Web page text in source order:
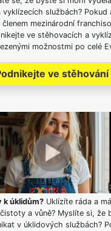
službách? Pokud
mezinárodní
ve stěhovacích a
možnostmi po celé
ve stěhování
k úklidům? Uklízíte ráda a
a vůně? Myslíte si, že
v úklidových službách?